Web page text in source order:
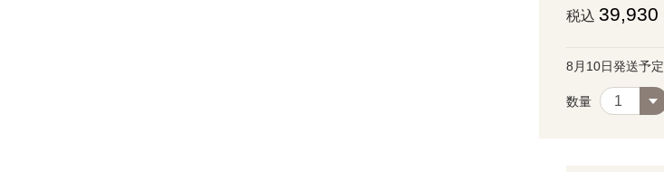
税込 39,930
8月10日発送予定
数量